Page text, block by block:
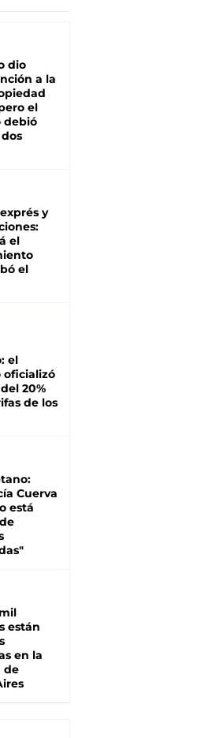
dio
a la
el
debió
y
el
el
el
oficializó
20%
de los
Cuerva
está
están
en la
de